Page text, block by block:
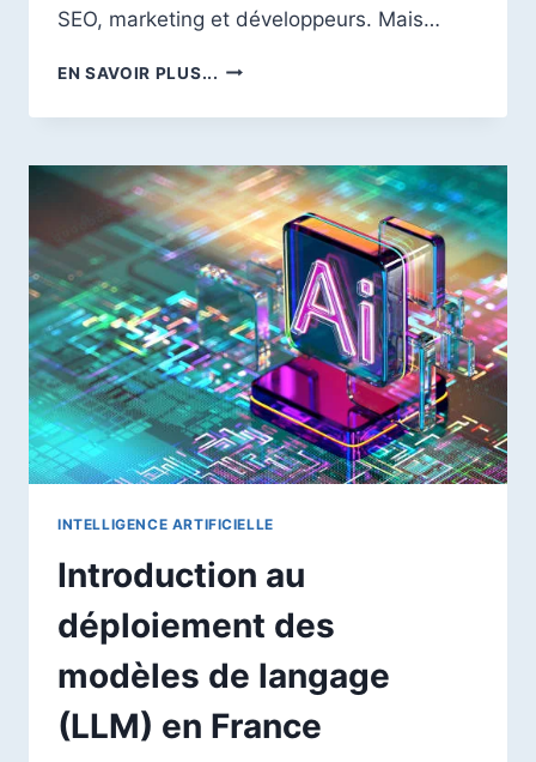
SEO, marketing et développeurs. Mais…
EN SAVOIR PLUS... GOOGLE
MODE
GUIDE
COMPLET
POUR
COMPRENDRE
LE
NOUVEAU
MODE
D’INTELLIGENCE
ARTIFICIELLE
DE
GOOGLE
INTELLIGENCE ARTIFICIELLE
Introduction au
déploiement des
modèles de langage
(LLM) en France